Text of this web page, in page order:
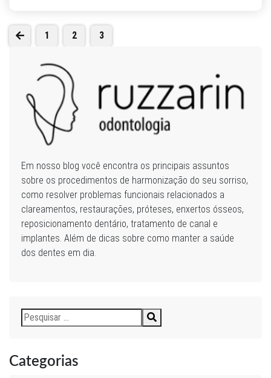
1 2 3
Em nosso blog você encontra os principais assuntos
sobre os procedimentos de harmonização do seu sorriso,
como resolver problemas funcionais relacionados a
clareamentos, restaurações, próteses, enxertos ósseos,
reposicionamento dentário, tratamento de canal e
implantes. Além de dicas sobre como manter a saúde
dos dentes em dia.
Categorias